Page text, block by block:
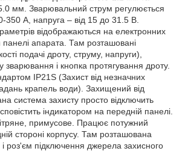
мм. Зварювальний струм регулюється
350 А, напруга – від 15 до 31.5 В.
відображаються на електронних
панелі апарата. Там розташовані
подачі дроту, струму, напруги),
і кнопка протягування дроту.
IP21S (Захист від незначних
крапель води). Захищений від
система захисту просто відключить
індикатором на передній панелі.
примусове. Працює потужний
стороні корпусу. Там розташована
роз'єм підключення джерела захисного